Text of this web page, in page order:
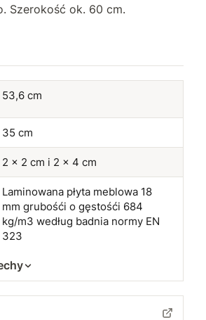
Szerokość ok. 60 cm.
53,6 cm
35 cm
2 x 2 cm i 2 x 4 cm
Laminowana płyta meblowa 18
mm grubośći o gęstośći 684
kg/m3 według badnia normy EN
323